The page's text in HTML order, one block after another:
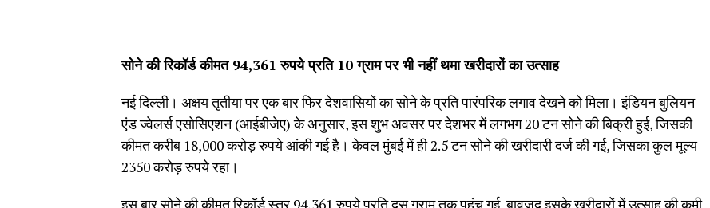
सोने की रिकॉर्ड कीमत 94,361 रुपये प्रति 10 ग्राम पर भी नहीं थमा खरीदारों का उत्साह
नई दिल्ली। अक्षय तृतीया पर एक बार फिर देशवासियों का सोने के प्रति पारंपरिक लगाव देखने को मिला। इंडियन बुलियन
एंड ज्वेलर्स एसोसिएशन (आईबीजेए) के अनुसार, इस शुभ अवसर पर देशभर में लगभग 20 टन सोने की बिक्री हुई, जिसकी
कीमत करीब 18,000 करोड़ रुपये आंकी गई है। केवल मुंबई में ही 2.5 टन सोने की खरीदारी दर्ज की गई, जिसका कुल मूल्य
2350 करोड़ रुपये रहा।